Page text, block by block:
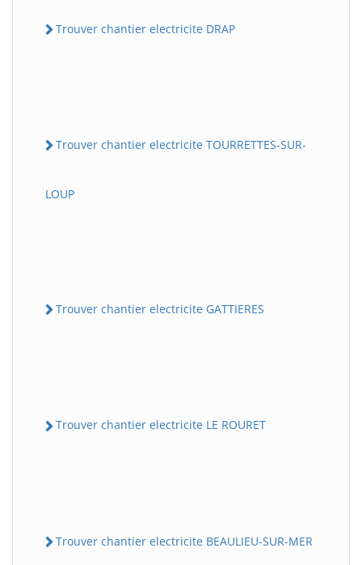
Trouver chantier electricite DRAP
Trouver chantier electricite TOURRETTES-SUR-
LOUP
Trouver chantier electricite GATTIERES
Trouver chantier electricite LE ROURET
Trouver chantier electricite BEAULIEU-SUR-MER